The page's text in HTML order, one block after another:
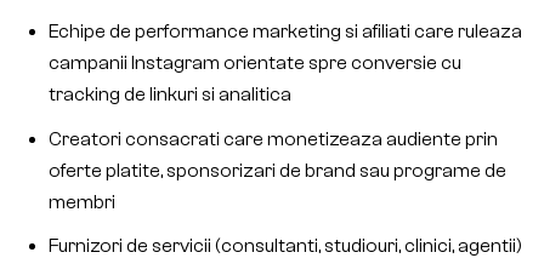
Echipe de performance marketing si afiliati care ruleaza
campanii Instagram orientate spre conversie cu
tracking de linkuri si analitica
Creatori consacrati care monetizeaza audiente prin
oferte platite, sponsorizari de brand sau programe de
membri
Furnizori de servicii (consultanti, studiouri, clinici, agentii)